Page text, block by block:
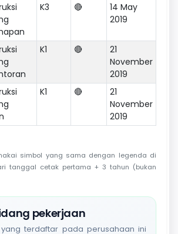
K3 🔴
14 May
2019
K1 🔴
21
November
2019
K1 🔴
21
November
2019
simbol yang sama dengan legenda di
tanggal cetak pertama + 3 tahun (bukan
pekerjaan
yang terdaftar pada perusahaan ini